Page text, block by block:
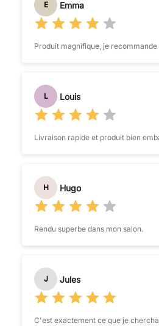
E Emma
Produit magnifique, je
L Louis
Livraison rapide et produit bien
H Hugo
Rendu superbe dans mon salon.
J Jules
C'est exactement ce que je